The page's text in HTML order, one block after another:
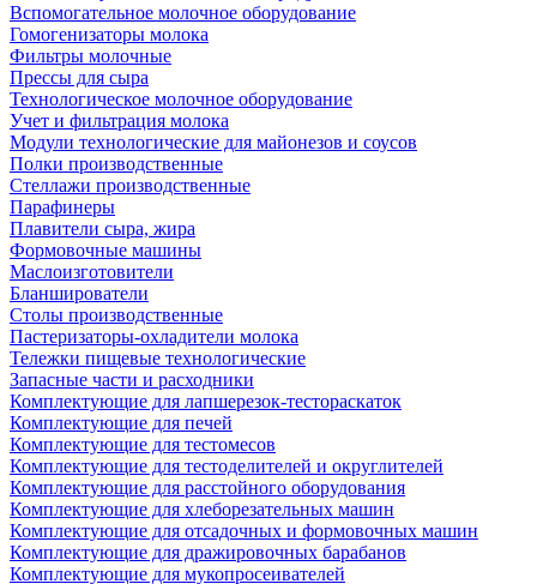
Вспомогательное молочное оборудование
Гомогенизаторы молока
Фильтры молочные
Прессы для сыра
Технологическое молочное оборудование
Учет и фильтрация молока
Модули технологические для майонезов и соусов
Полки производственные
Стеллажи производственные
Парафинеры
Плавители сыра, жира
Формовочные машины
Маслоизготовители
Бланширователи
Столы производственные
Пастеризаторы-охладители молока
Тележки пищевые технологические
Запасные части и расходники
Комплектующие для лапшерезок-тестораскаток
Комплектующие для печей
Комплектующие для тестомесов
Комплектующие для тестоделителей и округлителей
Комплектующие для расстойного оборудования
Комплектующие для хлеборезательных машин
Комплектующие для отсадочных и формовочных машин
Комплектующие для дражировочных барабанов
Комплектующие для мукопросеивателей